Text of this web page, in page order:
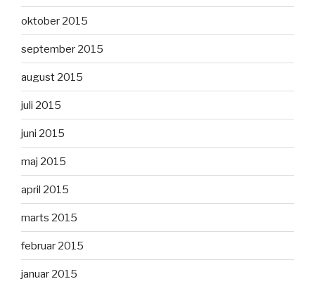
oktober 2015
september 2015
august 2015
juli 2015
juni 2015
maj 2015
april 2015
marts 2015
februar 2015
januar 2015